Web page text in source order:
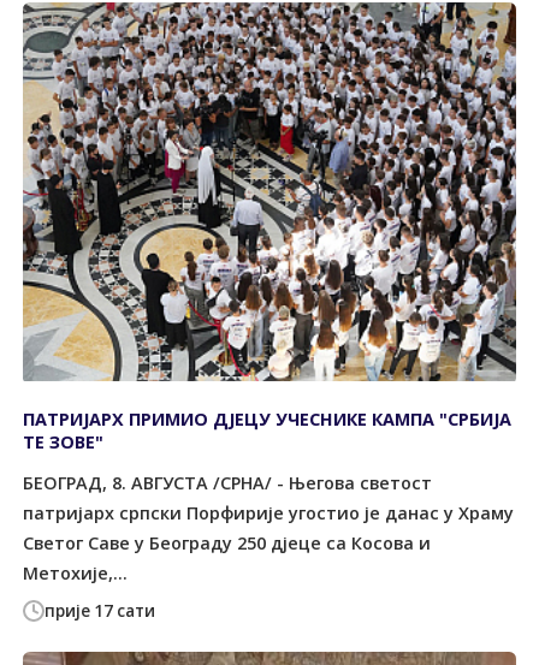
прије 17 сати
ПАТРИЈАРХ ПРИМИО ДЈЕЦУ УЧЕСНИКЕ КАМПА "СРБИЈА
ТЕ ЗОВЕ"
БЕОГРАД, 8. АВГУСТА /СРНА/ - Његова светост
патријарх српски Порфирије угостио је данас у Храму
Светог Саве у Београду 250 дјеце са Косова и
Метохије,...